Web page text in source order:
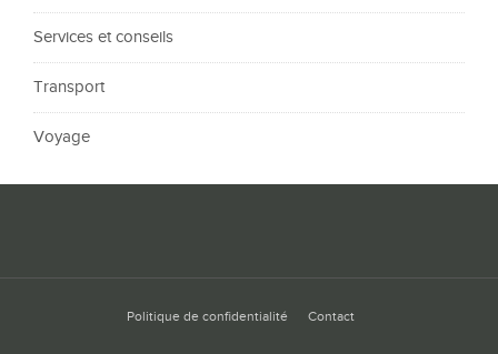
Services et conseils
Transport
Voyage
Politique de confidentialité Contact